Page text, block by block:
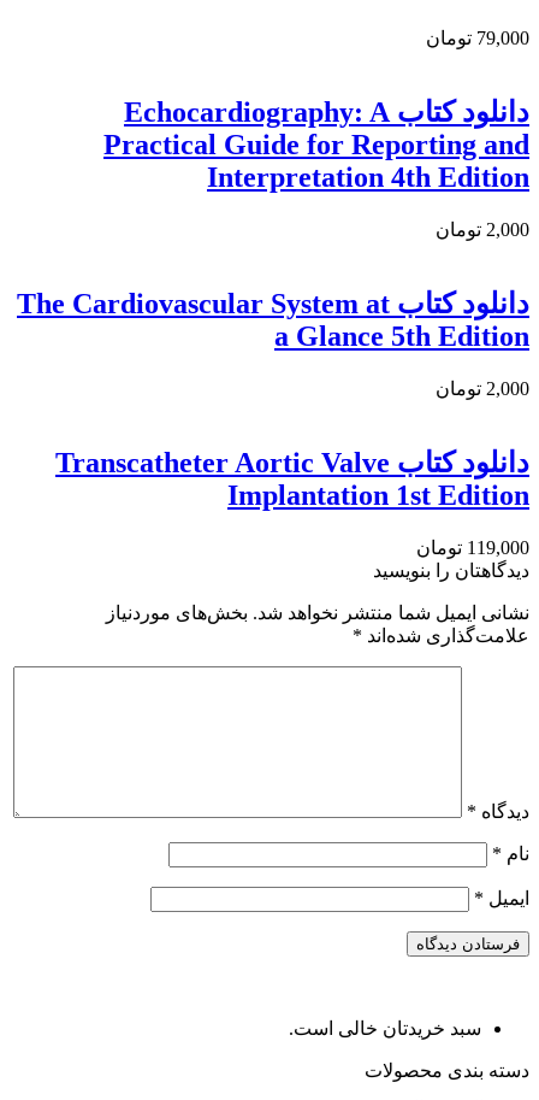
79,000 تومان
دانلود کتاب Echocardiography: A
Practical Guide for Reporting and
Interpretation 4th Edition
2,000 تومان
دانلود كتاب The Cardiovascular System at
a Glance 5th Edition
2,000 تومان
دانلود کتاب Transcatheter Aortic Valve
Implantation 1st Edition
119,000 تومان
دیدگاهتان را بنویسید
نشانی ایمیل شما منتشر نخواهد شد. بخش‌های موردنیاز
علامت‌گذاری شده‌اند *
دیدگاه *
نام *
ایمیل *
سبد خریدتان خالی است.
دسته بندی محصولات